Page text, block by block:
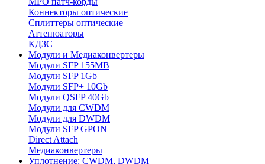
Коннекторы оптические
Сплиттеры оптические
Аттенюаторы
КДЗС
Модули и Медиаконвертеры
Модули SFP 155MB
Модули SFP 1Gb
Модули SFP+ 10Gb
Модули QSFP 40Gb
Модули для CWDM
Модули для DWDM
Модули SFP GPON
Direct Attach
Медиаконвертеры
Уплотнение: CWDM, DWDM